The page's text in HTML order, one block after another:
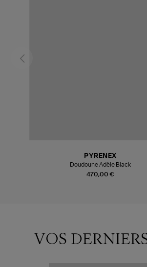
470,00 €
PYRENEX
Doudoune Adèle Black
VOS